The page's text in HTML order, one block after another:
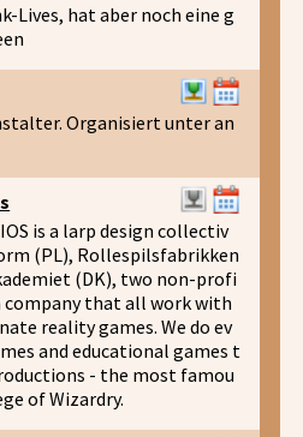
Lives, hat aber noch eine g
Organisiert unter an
is a larp design collectiv
(PL), Rollespilsfabrikken
(DK), two non-profi
company that all work with
reality games. We do ev
and educational games t
- the most famou
of Wizardry.